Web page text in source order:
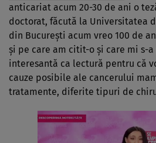
anticariat acum 20-30 de ani o
doctorat, făcută la Universitatea
din Bucureşti acum vreo 100 de
şi pe care am citit-o şi care mi s-
interesantă ca lectură pentru că
cauze posibile ale cancerului
tratamente, diferite tipuri de